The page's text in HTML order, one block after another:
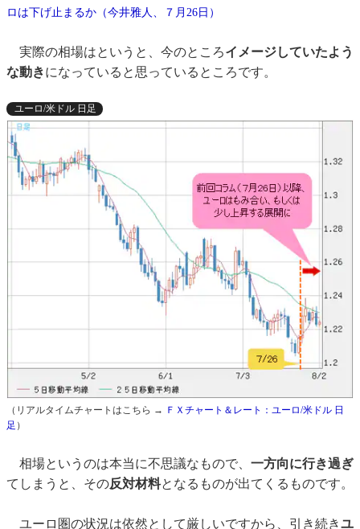
ロは下げ止まるか（今井雅人、７月26日）
実際の相場はというと、今のところイメージしていたよう
な動きになっていると思っているところです。
ユーロ/米ドル 日足
（リアルタイムチャートはこちら → ＦＸチャート＆レート：ユーロ/米ドル 日
足 ）
相場というのは本当に不思議なもので、 一方向に行き過ぎ
てしまうと、その反対材料となるものが出てくるものです。
ユーロ圏の状況は依然として厳しいですから、引き続きユ